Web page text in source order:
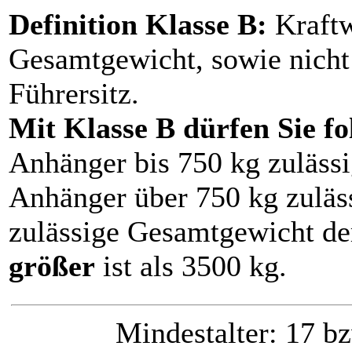
Definition Klasse B:
Gesamtgewicht, sowie
Führersitz.
Mit Klasse B dürfen Sie
Anhänger bis 750 kg
Anhänger über 750 kg
zulässige Gesamtgewicht
größer ist als 3500 kg.
Mindestalter: 17